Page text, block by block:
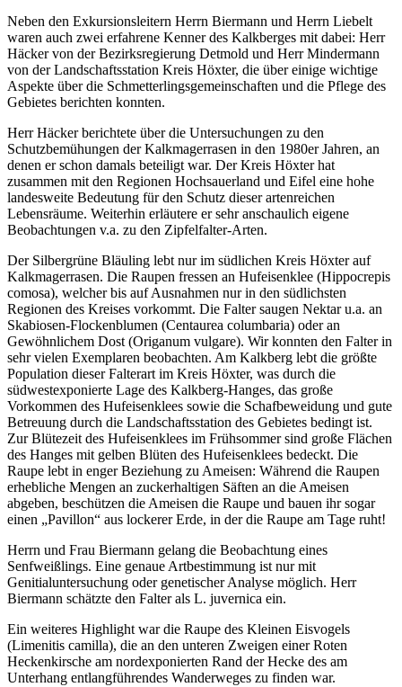
Neben den Exkursionsleitern Herrn Biermann und Herrn Liebelt
waren auch zwei erfahrene Kenner des Kalkberges mit dabei: Herr
Häcker von der Bezirksregierung Detmold und Herr Mindermann
von der Landschaftsstation Kreis Höxter, die über einige wichtige
Aspekte über die Schmetterlingsgemeinschaften und die Pflege des
Gebietes berichten konnten.
Herr Häcker berichtete über die Untersuchungen zu den
Schutzbemühungen der Kalkmagerrasen in den 1980er Jahren, an
denen er schon damals beteiligt war. Der Kreis Höxter hat
zusammen mit den Regionen Hochsauerland und Eifel eine hohe
landesweite Bedeutung für den Schutz dieser artenreichen
Lebensräume. Weiterhin erläutere er sehr anschaulich eigene
Beobachtungen v.a. zu den Zipfelfalter-Arten.
Der Silbergrüne Bläuling lebt nur im südlichen Kreis Höxter auf
Kalkmagerrasen. Die Raupen fressen an Hufeisenklee (Hippocrepis
comosa), welcher bis auf Ausnahmen nur in den südlichsten
Regionen des Kreises vorkommt. Die Falter saugen Nektar u.a. an
Skabiosen-Flockenblumen (Centaurea columbaria) oder an
Gewöhnlichem Dost (Origanum vulgare). Wir konnten den Falter in
sehr vielen Exemplaren beobachten. Am Kalkberg lebt die größte
Population dieser Falterart im Kreis Höxter, was durch die
südwestexponierte Lage des Kalkberg-Hanges, das große
Vorkommen des Hufeisenklees sowie die Schafbeweidung und gute
Betreuung durch die Landschaftsstation des Gebietes bedingt ist.
Zur Blütezeit des Hufeisenklees im Frühsommer sind große Flächen
des Hanges mit gelben Blüten des Hufeisenklees bedeckt. Die
Raupe lebt in enger Beziehung zu Ameisen: Während die Raupen
erhebliche Mengen an zuckerhaltigen Säften an die Ameisen
abgeben, beschützen die Ameisen die Raupe und bauen ihr sogar
einen „Pavillon“ aus lockerer Erde, in der die Raupe am Tage ruht!
Herrn und Frau Biermann gelang die Beobachtung eines
Senfweißlings. Eine genaue Artbestimmung ist nur mit
Genitialuntersuchung oder genetischer Analyse möglich. Herr
Biermann schätzte den Falter als L. juvernica ein.
Ein weiteres Highlight war die Raupe des Kleinen Eisvogels
(Limenitis camilla), die an den unteren Zweigen einer Roten
Heckenkirsche am nordexponierten Rand der Hecke des am
Unterhang entlangführendes Wanderweges zu finden war.